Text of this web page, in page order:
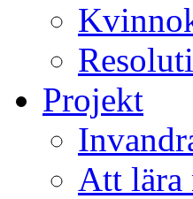
Projekt
Att lära